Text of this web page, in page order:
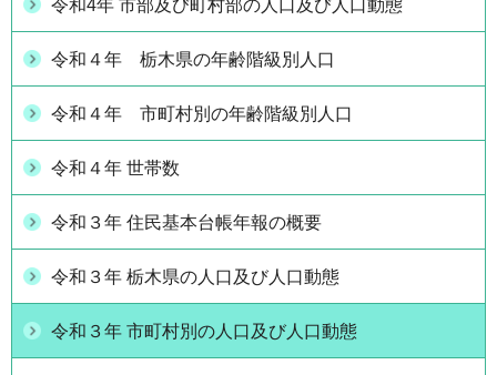
令和4年 市部及び町村部の人口及び人口動態
令和４年 栃木県の年齢階級別人口
令和４年 市町村別の年齢階級別人口
令和４年 世帯数
令和３年 住民基本台帳年報の概要
令和３年 栃木県の人口及び人口動態
令和３年 市町村別の人口及び人口動態